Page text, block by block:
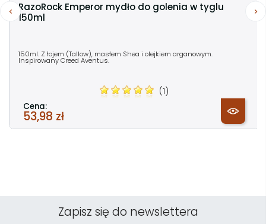
RazoRock Emperor mydło do golenia w tyglu
150ml
150ml. Z łojem (Tallow), masłem Shea i olejkiem arganowym.
Inspirowany Creed Aventus.
(1)
Cena:
53,98 zł
Zapisz się do newslettera